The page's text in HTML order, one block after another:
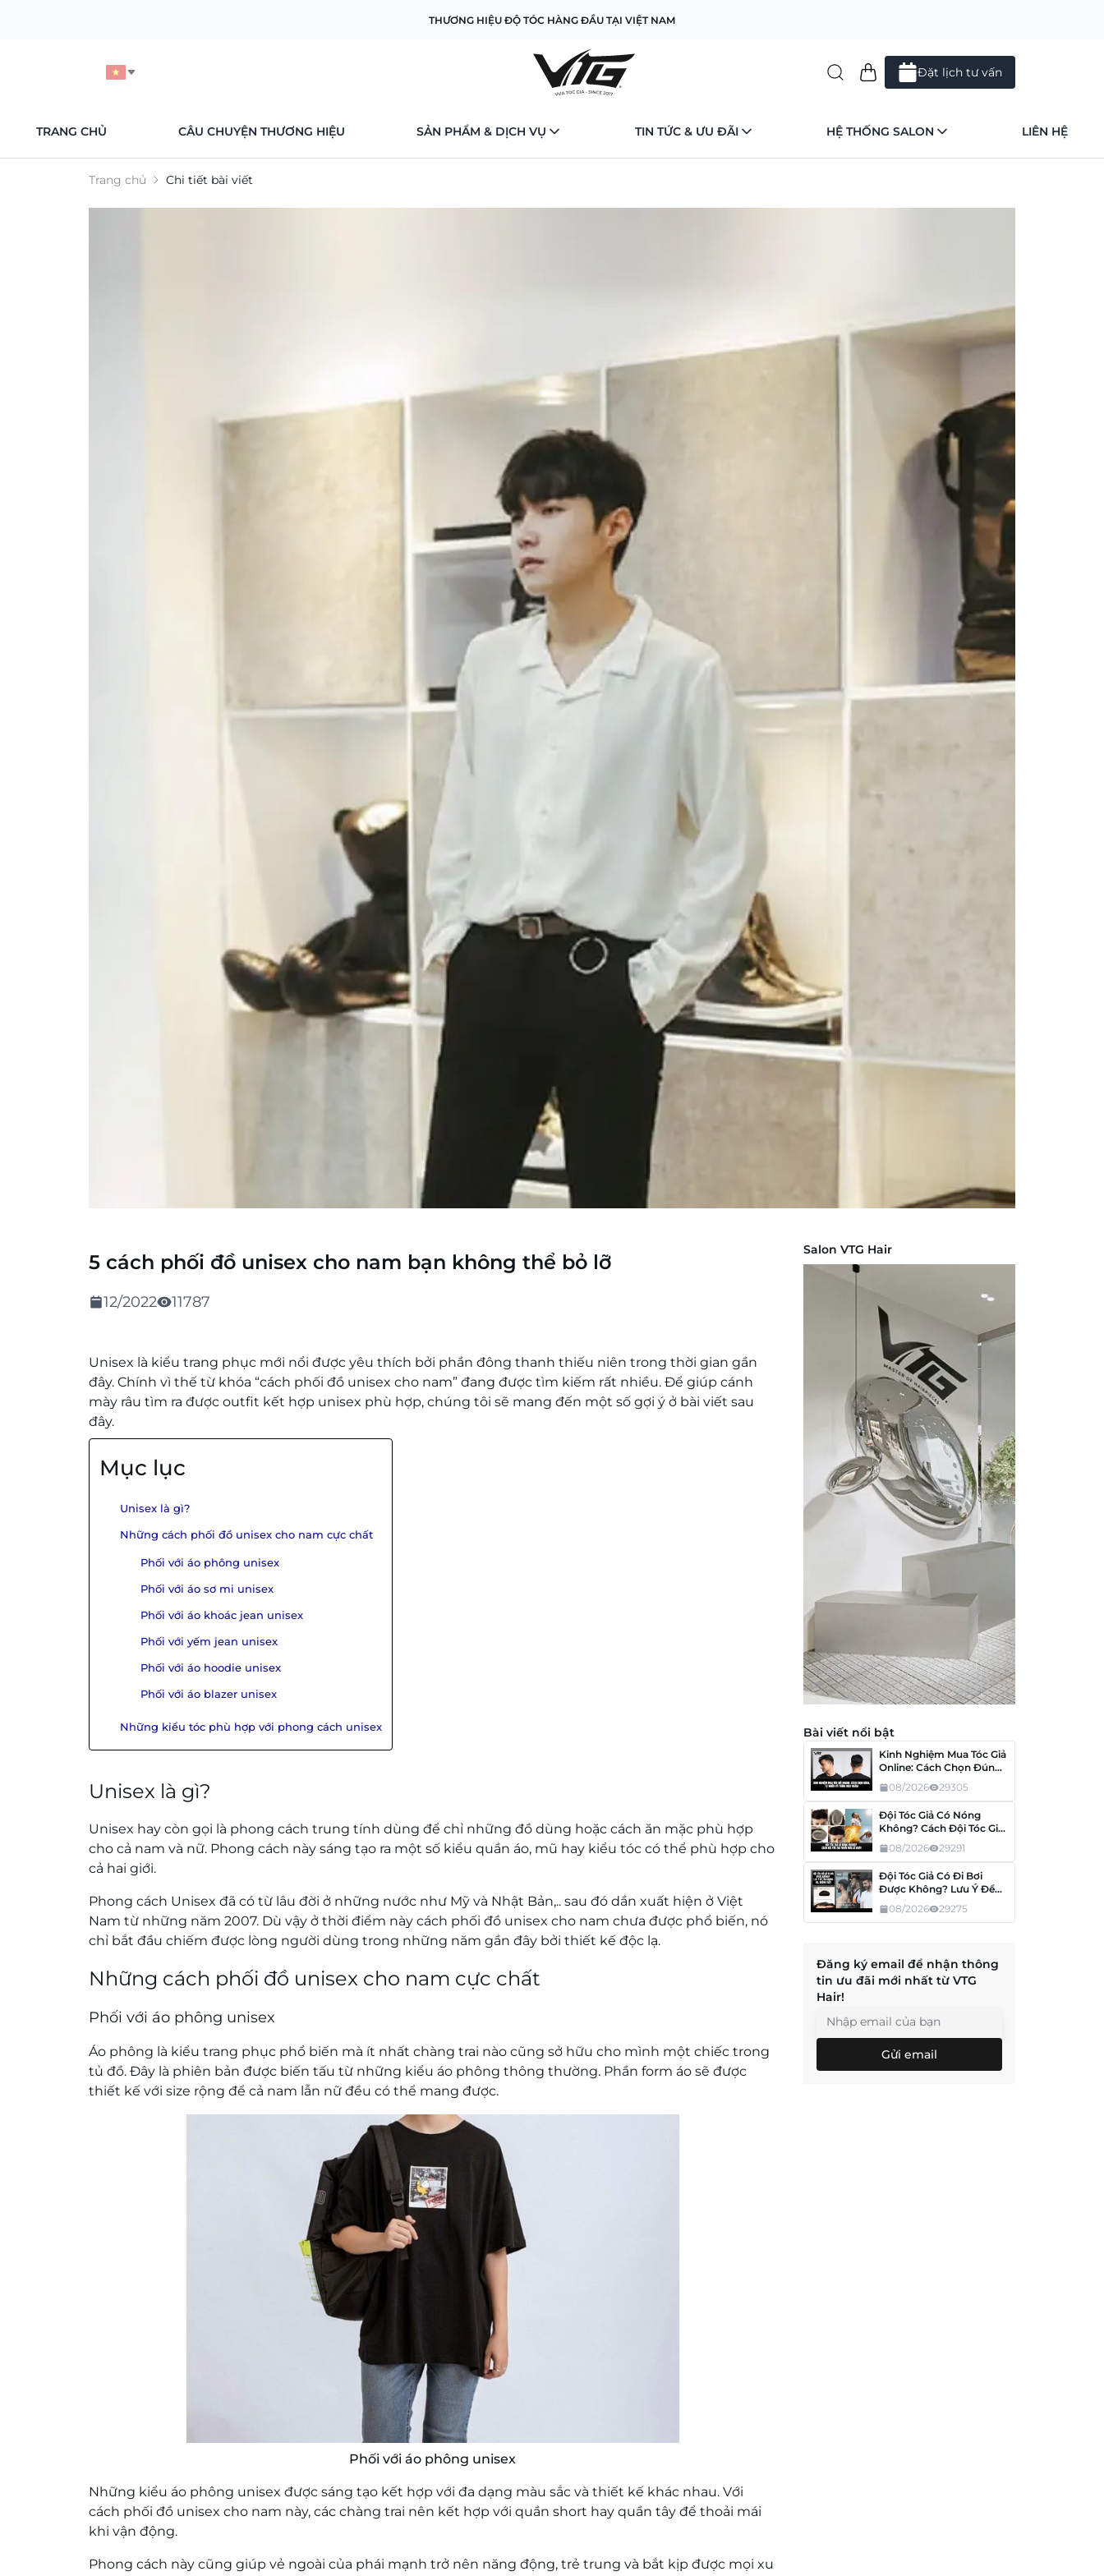
THƯƠNG HIỆU ĐỘ TÓC HÀNG ĐẦU TẠI VIỆT NAM
Đặt lịch tư vấn
TRANG CHỦ CÂU CHUYỆN THƯƠNG HIỆU SẢN PHẨM & DỊCH VỤ TIN TỨC & ƯU ĐÃI HỆ THỐNG SALON LIÊN HỆ
Trang chủ Chi tiết bài viết
5 cách phối đồ unisex cho nam bạn không thể bỏ lỡ
12/2022 11787
Unisex là kiểu trang phục mới nổi được yêu thích bởi phần đông thanh thiếu niên trong thời gian gần
đây. Chính vì thế từ khóa “cách phối đồ unisex cho nam” đang được tìm kiếm rất nhiều. Để giúp cánh
mày râu tìm ra được outfit kết hợp unisex phù hợp, chúng tôi sẽ mang đến một số gợi ý ở bài viết sau
đây.
Mục lục
Unisex là gì?
Những cách phối đồ unisex cho nam cực chất
Phối với áo phông unisex
Phối với áo sơ mi unisex
Phối với áo khoác jean unisex
Phối với yếm jean unisex
Phối với áo hoodie unisex
Phối với áo blazer unisex
Những kiểu tóc phù hợp với phong cách unisex
Unisex là gì?
Unisex hay còn gọi là phong cách trung tính dùng để chỉ những đồ dùng hoặc cách ăn mặc phù hợp
cho cả nam và nữ. Phong cách này sáng tạo ra một số kiểu quần áo, mũ hay kiểu tóc có thể phù hợp cho
cả hai giới.
Phong cách Unisex đã có từ lâu đời ở những nước như Mỹ và Nhật Bản,.. sau đó dần xuất hiện ở Việt
Nam từ những năm 2007. Dù vậy ở thời điểm này cách phối đồ unisex cho nam chưa được phổ biến, nó
chỉ bắt đầu chiếm được lòng người dùng trong những năm gần đây bởi thiết kế độc lạ.
Những cách phối đồ unisex cho nam cực chất
Phối với áo phông unisex
Áo phông là kiểu trang phục phổ biến mà ít nhất chàng trai nào cũng sở hữu cho mình một chiếc trong
tủ đồ. Đây là phiên bản được biến tấu từ những kiểu áo phông thông thường. Phần form áo sẽ được
thiết kế với size rộng để cả nam lẫn nữ đều có thể mang được.
Phối với áo phông unisex
Những kiểu áo phông unisex được sáng tạo kết hợp với đa dạng màu sắc và thiết kế khác nhau. Với
cách phối đồ unisex cho nam này, các chàng trai nên kết hợp với quần short hay quần tây để thoải mái
khi vận động.
Phong cách này cũng giúp vẻ ngoài của phái mạnh trở nên năng động, trẻ trung và bắt kịp được mọi xu
Salon VTG Hair
Bài viết nổi bật
Kinh Nghiệm Mua Tóc Giả
Online: Cách Chọn Đúng,
Tránh Mua Nhầm
08/2026 29305
Đội Tóc Giả Có Nóng
Không? Cách Đội Tóc Giả
Thoải Mái Cả Ngày
08/2026 29291
Đội Tóc Giả Có Đi Bơi
Được Không? Lưu Ý Để
Tóc Không Hư, Không
Tuột
08/2026 29275
Đăng ký email để nhận thông
tin ưu đãi mới nhất từ VTG
Hair!
Gửi email